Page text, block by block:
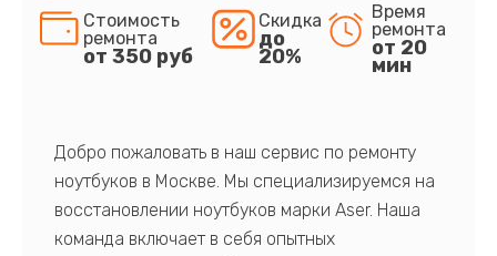
Стоимость
ремонта
от 350 руб
Скидка
до
20%
Время
ремонта
от 20
мин
Добро пожаловать в наш сервис по ремонту
ноутбуков в Москве. Мы специализируемся на
восстановлении ноутбуков марки Aser. Наша
команда включает в себя опытных